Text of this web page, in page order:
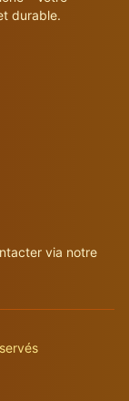
durable.
via notre